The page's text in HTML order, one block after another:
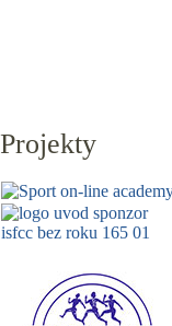
Projekty